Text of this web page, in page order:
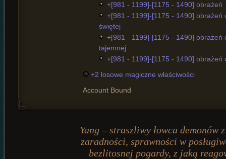
+[981 - 1199]-[1175 - 1490] obrażeń
+[981 - 1199]-[1175 - 1490] obrażeń
świętej
+[981 - 1199]-[1175 - 1490] obrażeń
tajemnej
+[981 - 1199]-[1175 - 1490] obrażeń
+2 losowe magiczne właściwości
Account Bound
Yang – straszliwy łowca demonów
zaradności, sprawności w
bezlitosnej pogardy, z jaką